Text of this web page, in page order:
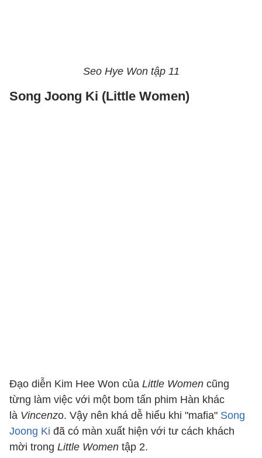
Seo Hye Won tập 11
Song Joong Ki (Little Women)
Đạo diễn Kim Hee Won của Little Women cũng
từng làm việc với một bom tấn phim Hàn khác
là Vincenzo. Vậy nên khá dễ hiểu khi "mafia" Song
Joong Ki đã có màn xuất hiện với tư cách khách
mời trong Little Women tập 2.